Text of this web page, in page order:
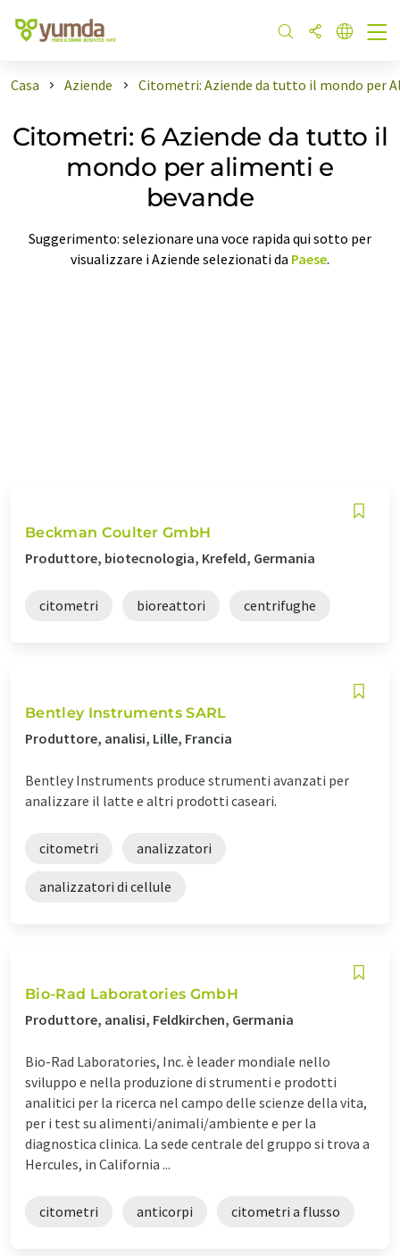
Casa Aziende Citometri: Aziende da tutto il mondo per
Citometri: 6 Aziende da tutto il
mondo per alimenti e
bevande
Suggerimento: selezionare una voce rapida qui sotto per
visualizzare i Aziende selezionati da Paese.
Beckman Coulter GmbH
Produttore, biotecnologia, Krefeld, Germania
citometri bioreattori centrifughe
Bentley Instruments SARL
Produttore, analisi, Lille, Francia
Bentley Instruments produce strumenti avanzati per
analizzare il latte e altri prodotti caseari.
citometri analizzatori
analizzatori di cellule
Bio-Rad Laboratories GmbH
Produttore, analisi, Feldkirchen, Germania
Bio-Rad Laboratories, Inc. è leader mondiale nello
sviluppo e nella produzione di strumenti e prodotti
analitici per la ricerca nel campo delle scienze della vita,
per i test su alimenti/animali/ambiente e per la
diagnostica clinica. La sede centrale del gruppo si trova a
Hercules, in California ...
citometri anticorpi citometri a flusso